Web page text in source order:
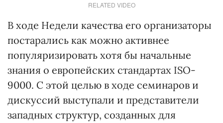
RELATED VIDEO
В ходе Недели качества его организаторы
постарались как можно активнее
популяризировать хотя бы начальные
знания о европейских стандартах ISO-
9000. С этой целью в ходе семинаров и
дискуссий выступали и представители
западных структур, созданных для